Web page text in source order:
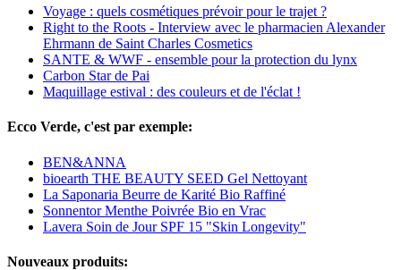
Voyage : quels cosmétiques prévoir pour le trajet ?
Right to the Roots - Interview avec le pharmacien Alexander
Ehrmann de Saint Charles Cosmetics
SANTE & WWF - ensemble pour la protection du lynx
Carbon Star de Pai
Maquillage estival : des couleurs et de l'éclat !
Ecco Verde, c'est par exemple:
BEN&ANNA
bioearth THE BEAUTY SEED Gel Nettoyant
La Saponaria Beurre de Karité Bio Raffiné
Sonnentor Menthe Poivrée Bio en Vrac
Lavera Soin de Jour SPF 15 "Skin Longevity"
Nouveaux produits: